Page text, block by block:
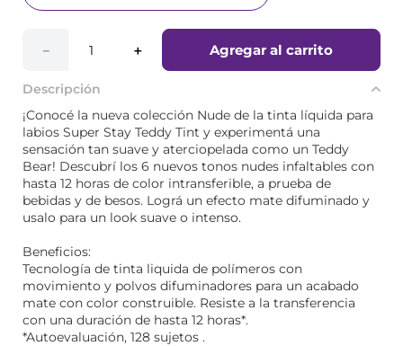
＋
－ Agregar al carrito
Descripción
¡Conocé la nueva colección Nude de la tinta líquida para
labios Super Stay Teddy Tint y experimentá una
sensación tan suave y aterciopelada como un Teddy
Bear! Descubrí los 6 nuevos tonos nudes infaltables con
hasta 12 horas de color intransferible, a prueba de
bebidas y de besos. Lográ un efecto mate difuminado y
usalo para un look suave o intenso.
Beneficios:
Tecnología de tinta liquida de polímeros con
movimiento y polvos difuminadores para un acabado
mate con color construible. ​Resiste a la transferencia
con una duración de hasta 12 horas*.
*Autoevaluación, 128 sujetos .